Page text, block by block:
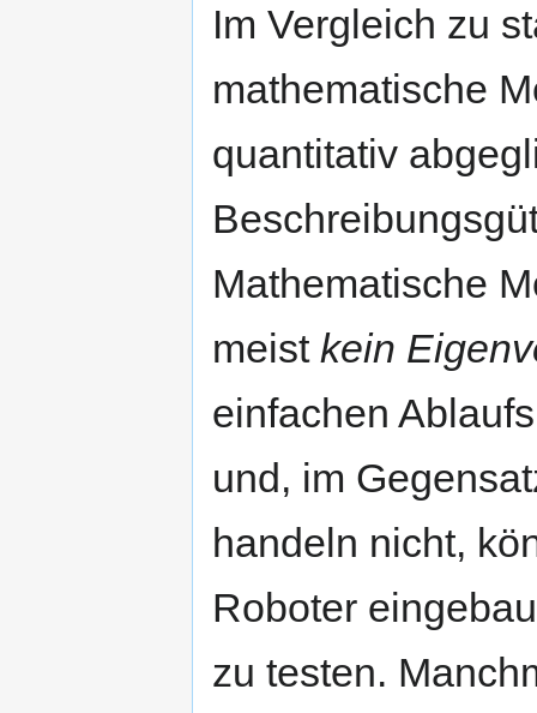
Im Vergleich zu
mathematische
quantitativ
Mathematische
meist kein
einfachen
und, im
handeln nicht,
Roboter
zu testen.